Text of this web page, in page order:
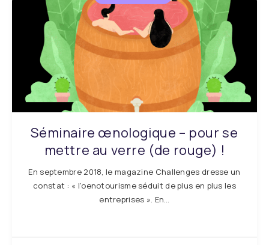
Séminaire œnologique – pour se
mettre au verre (de rouge) !
En septembre 2018, le magazine Challenges dresse un
constat : « l’oenotourisme séduit de plus en plus les
entreprises ». En…